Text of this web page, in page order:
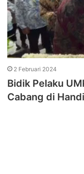
2 Februari 2024
Bidik Pelaku
Cabang di